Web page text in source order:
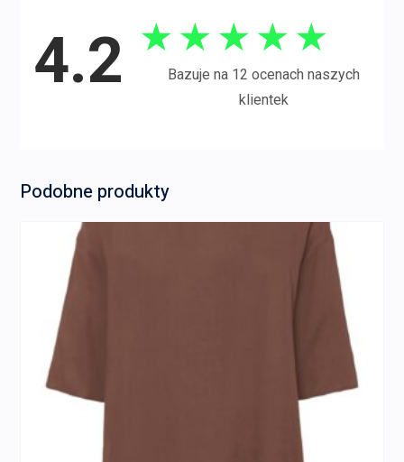
4.2 ★ ★ ★ ★ ★
Bazuje na 12 ocenach naszych
klientek
Podobne produkty